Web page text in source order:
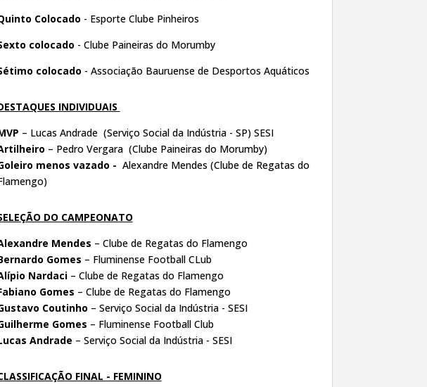
Colocado - Esporte Clube Pinheiros
colocado - Clube Paineiras do Morumby
colocado - Associação Bauruense de Desportos Aquáticos
INDIVIDUAIS
– Lucas Andrade (Serviço Social da Indústria - SP) SESI
– Pedro Vergara (Clube Paineiras do Morumby)
menos vazado - Alexandre Mendes (Clube de Regatas do
DO CAMPEONATO
Mendes – Clube de Regatas do Flamengo
Gomes – Fluminense Football CLub
Nardaci– Clube de Regatas do Flamengo
Gomes – Clube de Regatas do Flamengo
Coutinho – Serviço Social da Indústria - SESI
Gomes – Fluminense Football Club
Andrade – Serviço Social da Indústria - SESI
FINAL - FEMININO